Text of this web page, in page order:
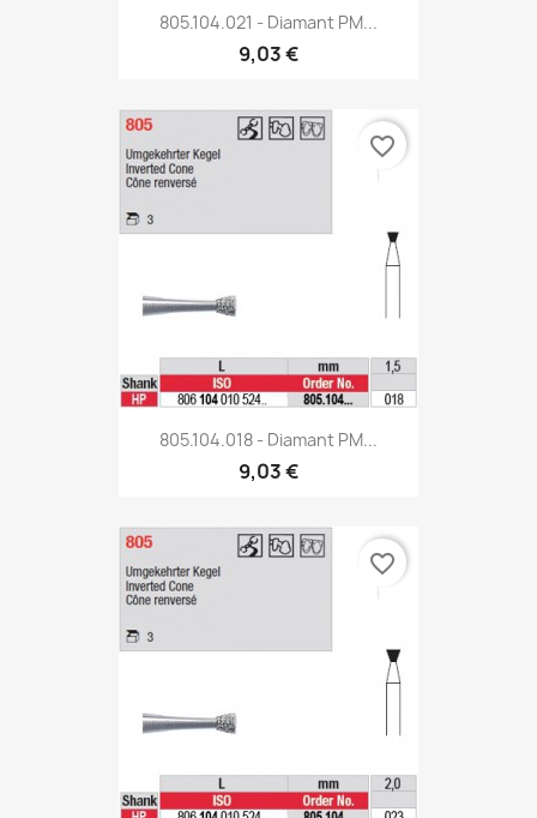
805.104.021 - Diamant PM...
9,03 €
805.104.018 - Diamant PM...
9,03 €
favorite_border
favorite_border